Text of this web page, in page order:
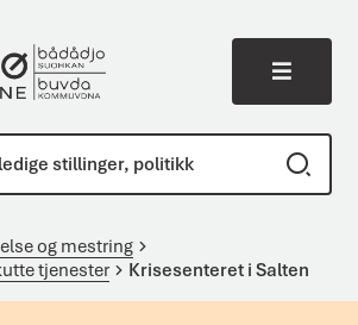
Meny
og mestring
tjenester
Krisesenteret i Salten